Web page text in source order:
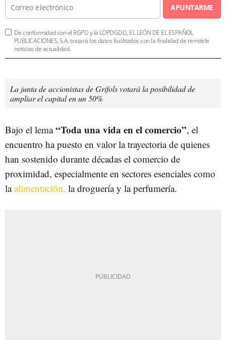
APUNTARME
De conformidad con el RGPD y la LOPDGDD, EL LEÓN DE EL ESPAÑOL
PUBLICACIONES, S.A. tratará los datos facilitados con la finalidad de remitirle
noticias de actualidad.
La junta de accionistas de Grifols votará la posibilidad de
ampliar el capital en un 50%
Bajo el lema“Toda una vida en el comercio”, el
encuentro ha puesto en valor la trayectoria de quienes
han sostenido durante décadas el comercio de
proximidad, especialmente en sectores esenciales como
laalimentación, la droguería y la perfumería.